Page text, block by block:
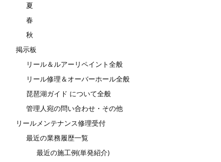
夏
春
秋
掲示板
リール＆ルアーリペイント全般
リール修理＆オーバーホール全般
琵琶湖ガイド について全般
管理人宛の問い合わせ・その他
リールメンテナンス修理受付
最近の業務履歴一覧
最近の施工例(単発紹介)